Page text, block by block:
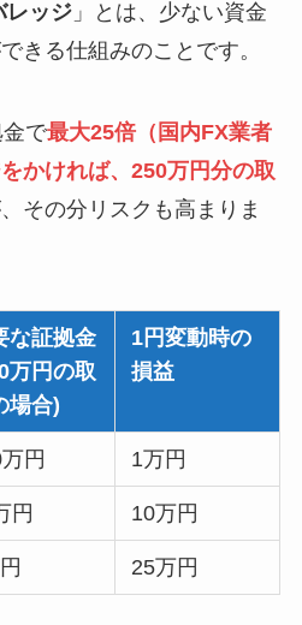
レッジ」とは、少ない資金
きる仕組みのことです。
で最大25倍（国内FX業者
かければ、250万円分の取
その分リスクも高まりま
な証拠金
万円の取
場合)
1円変動時の
損益
円 1万円
円 10万円
25万円